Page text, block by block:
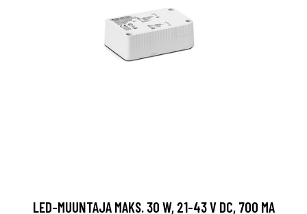
LED-MUUNTAJA MAKS. 30 W, 21-43 V DC, 700 MA